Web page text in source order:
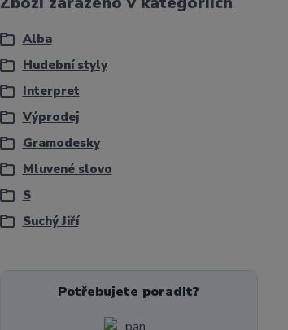
Alba
Hudební styly
Interpret
Výprodej
Gramodesky
Mluvené slovo
S
Suchý Jiří
Potřebujete poradit?